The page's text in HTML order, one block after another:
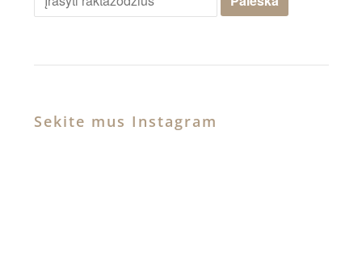
Sekite mus Instagram